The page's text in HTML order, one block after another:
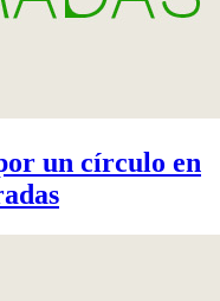
un círculo en